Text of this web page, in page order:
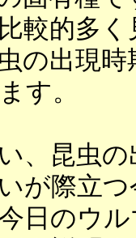
較的多
の出現
す。
、昆虫
が際立
日のウ